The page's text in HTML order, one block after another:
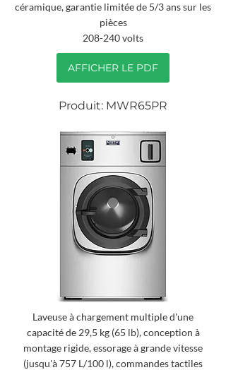
céramique, garantie limitée de 5/3 ans sur les
pièces
208-240 volts
AFFICHER LE PDF
Produit: MWR65PR
Laveuse à chargement multiple d'une
capacité de 29,5 kg (65 lb), conception à
montage rigide, essorage à grande vitesse
(jusqu'à 757 L/100 l), commandes tactiles